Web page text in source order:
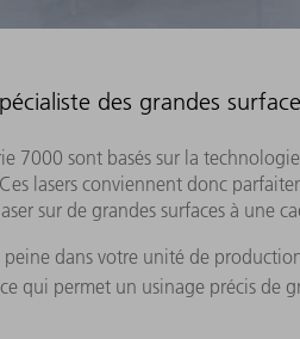
des grandes
7000 sont basés sur la
lasers conviennent donc
sur de grandes surfaces à une
dans votre unité de
qui permet un usinage précis de